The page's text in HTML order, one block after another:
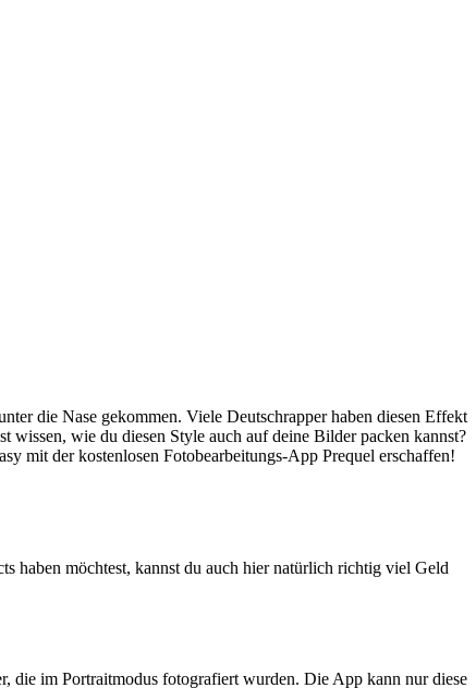
die Nase gekommen. Viele Deutschrapper haben diesen Effekt
wie du diesen Style auch auf deine Bilder packen kannst?
mit der kostenlosen Fotobearbeitungs-App Prequel erschaffen!
haben möchtest, kannst du auch hier natürlich richtig viel Geld
die im Portraitmodus fotografiert wurden. Die App kann nur diese